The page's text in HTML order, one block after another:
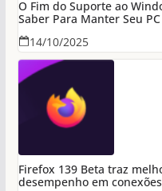
O Fim do Suporte ao
Saber Para Manter Seu
14/10/2025
Firefox 139 Beta traz
desempenho em